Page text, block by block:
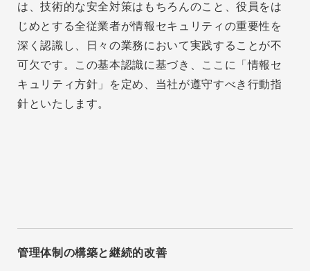
は、技術的な安全対策はもちろんのこと、役員をは
じめとする全従業者が情報セキュリティの重要性を
深く認識し、日々の業務において実践することが不
可欠です。この基本認識に基づき、ここに「情報セ
キュリティ方針」を定め、当社が遵守すべき行動指
針といたします。
管理体制の構築と継続的改善